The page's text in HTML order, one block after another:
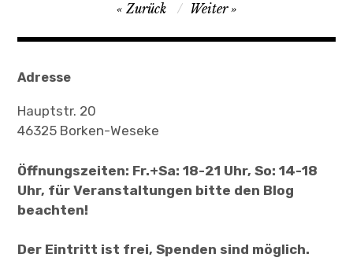
e
t
r
a
g
s
n
Zurück Weiter
Adresse
Hauptstr. 20
46325 Borken-Weseke
Öffnungszeiten: Fr.+Sa: 18-21 Uhr, So: 14-18
Uhr, für Veranstaltungen bitte den Blog
beachten!
Der Eintritt ist frei, Spenden sind möglich.